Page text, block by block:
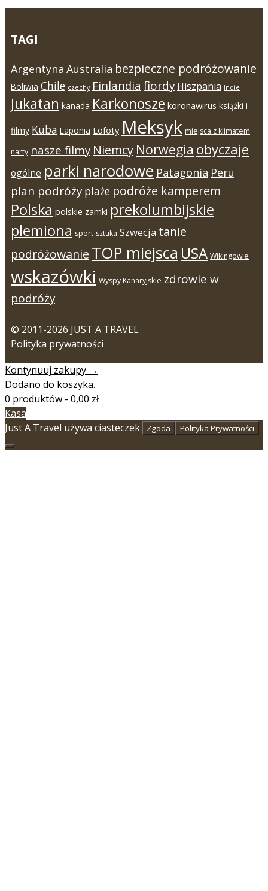
TAGI
Argentyna Australia bezpieczne podróżowanie
Boliwia Chile czechy Finlandia fiordy Hiszpania Indie
Jukatan kanada Karkonosze koronawirus książki i
filmy Kuba Laponia Lofoty Meksyk miejsca z klimatem
narty nasze filmy Niemcy Norwegia obyczaje
ogólne parki narodowe Patagonia Peru
plan podróży plaże podróże kamperem
Polska polskie zamki prekolumbijskie
plemiona sport sztuka Szwecja tanie
podróżowanie TOP miejsca USA Wikingowie
wskazówki Wyspy Kanaryjskie zdrowie w
podróży
© 2011-2026 JUST A TRAVEL
Polityka prywatności
Kontynuuj zakupy →
Dodano do koszyka.
0 produktów - 0,00 zł
Kasa
Just A Travel używa ciasteczek. Zgoda Polityka Prywatności